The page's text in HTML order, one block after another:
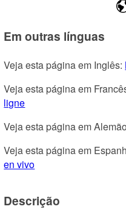
Em outras línguas
Veja esta página em Inglês:
Veja esta página em
ligne
Veja esta página em
Veja esta página em
en vivo
Descrição